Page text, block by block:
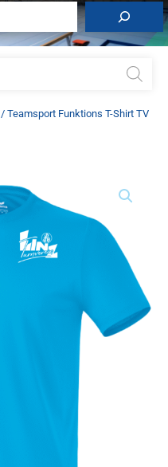
/ Teamsport Funktions T-Shirt TV